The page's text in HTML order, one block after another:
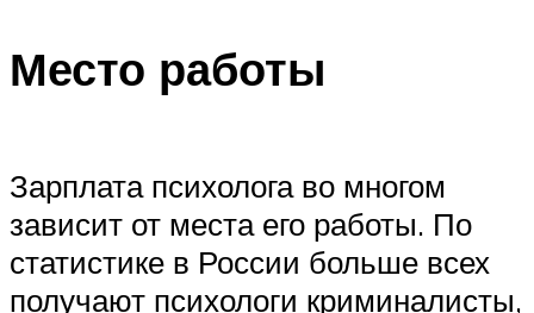
Место работы
Зарплата психолога во многом
зависит от места его работы. По
статистике в России больше всех
получают психологи криминалисты,